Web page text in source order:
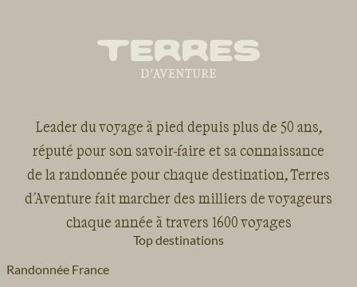
Leader du voyage à pied depuis plus de 50 ans,
réputé pour son savoir-faire et sa connaissance
de la randonnée pour chaque destination, Terres
d'Aventure fait marcher des milliers de voyageurs
chaque année à travers 1600 voyages
Top destinations
Randonnée France